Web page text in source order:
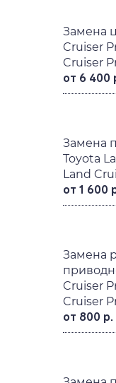
Замена
Cruiser
Cruiser
от 6 400
Замена
Toyota
Land
от 1 600
Замена
Cruiser
Cruiser
от 800 р.